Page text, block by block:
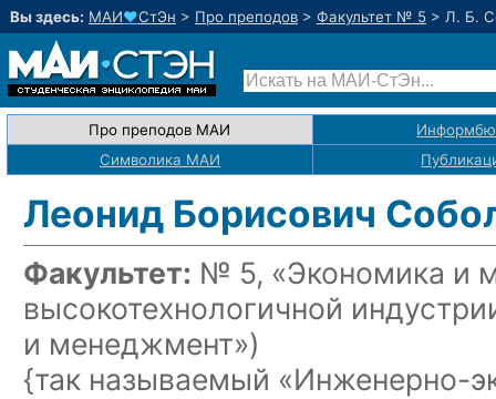
Вы здесь: МАИ♥СтЭн > Про преподов > Факультет № 5 > Л. Б.
Про преподов МАИ
Символика МАИ
Леонид Борисович
Факультет: № 5, «Экономика и
высокотехнологичной
и менеджмент»)
{так называемый «Инженерно-